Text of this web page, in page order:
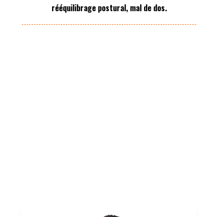
rééquilibrage postural, mal de dos.